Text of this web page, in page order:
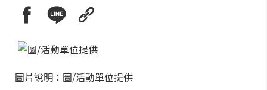
圖片說明：圖/活動單位提供